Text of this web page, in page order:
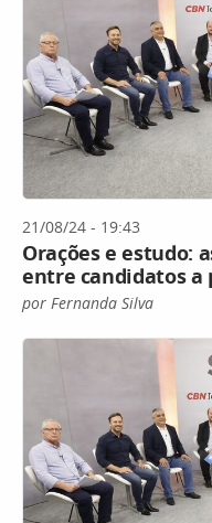
21/08/24 - 19:43
Orações e estudo:
entre candidatos a
por Fernanda Silva